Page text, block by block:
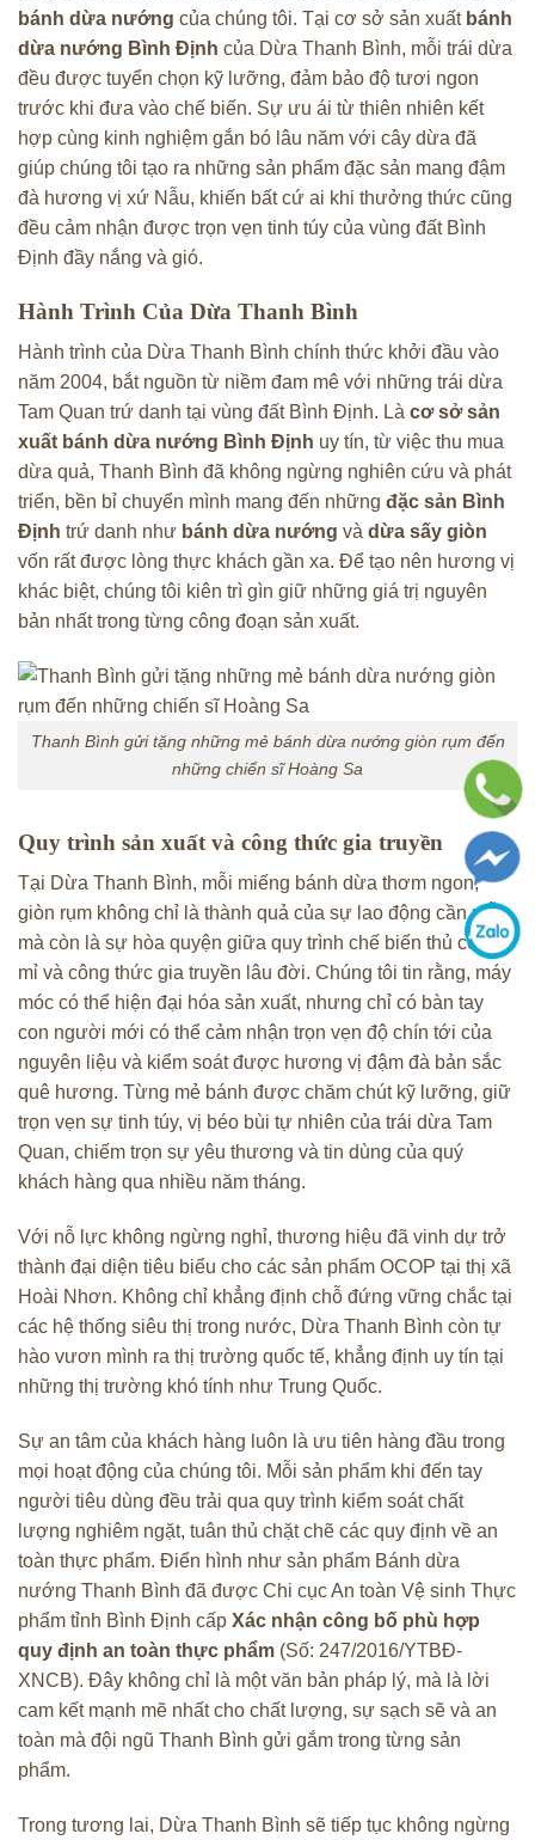
bánh dừa nướng của chúng tôi. Tại cơ sở sản xuất bánh
dừa nướng Bình Định của Dừa Thanh Bình, mỗi trái dừa
đều được tuyển chọn kỹ lưỡng, đảm bảo độ tươi ngon
trước khi đưa vào chế biến. Sự ưu ái từ thiên nhiên kết
hợp cùng kinh nghiệm gắn bó lâu năm với cây dừa đã
giúp chúng tôi tạo ra những sản phẩm đặc sản mang đậm
đà hương vị xứ Nẫu, khiến bất cứ ai khi thưởng thức cũng
đều cảm nhận được trọn vẹn tinh túy của vùng đất Bình
Định đầy nắng và gió.
Hành Trình Của Dừa Thanh Bình
Hành trình của Dừa Thanh Bình chính thức khởi đầu vào
năm 2004, bắt nguồn từ niềm đam mê với những trái dừa
Tam Quan trứ danh tại vùng đất Bình Định. Là cơ sở sản
xuất bánh dừa nướng Bình Định uy tín, từ việc thu mua
dừa quả, Thanh Bình đã không ngừng nghiên cứu và phát
triển, bền bỉ chuyển mình mang đến những đặc sản Bình
Định trứ danh như bánh dừa nướng và dừa sấy giòn
vốn rất được lòng thực khách gần xa. Để tạo nên hương vị
khác biệt, chúng tôi kiên trì gìn giữ những giá trị nguyên
bản nhất trong từng công đoạn sản xuất.
Thanh Bình gửi tặng những mẻ bánh dừa nướng giòn rụm đến
những chiến sĩ Hoàng Sa
Quy trình sản xuất và công thức gia truyền
Tại Dừa Thanh Bình, mỗi miếng bánh dừa thơm ngon,
giòn rụm không chỉ là thành quả của sự lao động cần mẫn
mà còn là sự hòa quyện giữa quy trình chế biến thủ công tỉ
mỉ và công thức gia truyền lâu đời. Chúng tôi tin rằng, máy
móc có thể hiện đại hóa sản xuất, nhưng chỉ có bàn tay
con người mới có thể cảm nhận trọn vẹn độ chín tới của
nguyên liệu và kiểm soát được hương vị đậm đà bản sắc
quê hương. Từng mẻ bánh được chăm chút kỹ lưỡng, giữ
trọn vẹn sự tinh túy, vị béo bùi tự nhiên của trái dừa Tam
Quan, chiếm trọn sự yêu thương và tin dùng của quý
khách hàng qua nhiều năm tháng.
Với nỗ lực không ngừng nghỉ, thương hiệu đã vinh dự trở
thành đại diện tiêu biểu cho các sản phẩm OCOP tại thị xã
Hoài Nhơn. Không chỉ khẳng định chỗ đứng vững chắc tại
các hệ thống siêu thị trong nước, Dừa Thanh Bình còn tự
hào vươn mình ra thị trường quốc tế, khẳng định uy tín tại
những thị trường khó tính như Trung Quốc.
Sự an tâm của khách hàng luôn là ưu tiên hàng đầu trong
mọi hoạt động của chúng tôi. Mỗi sản phẩm khi đến tay
người tiêu dùng đều trải qua quy trình kiểm soát chất
lượng nghiêm ngặt, tuân thủ chặt chẽ các quy định về an
toàn thực phẩm. Điển hình như sản phẩm Bánh dừa
nướng Thanh Bình đã được Chi cục An toàn Vệ sinh Thực
phẩm tỉnh Bình Định cấp Xác nhận công bố phù hợp
quy định an toàn thực phẩm (Số: 247/2016/YTBĐ-
XNCB). Đây không chỉ là một văn bản pháp lý, mà là lời
cam kết mạnh mẽ nhất cho chất lượng, sự sạch sẽ và an
toàn mà đội ngũ Thanh Bình gửi gắm trong từng sản
phẩm.
Trong tương lai, Dừa Thanh Bình sẽ tiếp tục không ngừng